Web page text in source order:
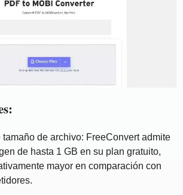
tamaño de archivo: FreeConvert admite
de hasta 1 GB en su plan gratuito,
mayor en comparación con